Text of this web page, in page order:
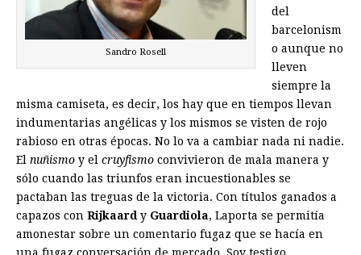
Sandro Rosell
del
barcelonism
o aunque no
lleven
siempre la
misma camiseta, es decir, los hay que en tiempos llevan
indumentarias angélicas y los mismos se visten de rojo
rabioso en otras épocas. No lo va a cambiar nada ni nadie.
El nuñismo y el cruyfismo convivieron de mala manera y
sólo cuando las triunfos eran incuestionables se
pactaban las treguas de la victoria. Con títulos ganados a
capazos con Rijkaard y Guardiola, Laporta se permitía
amonestar sobre un comentario fugaz que se hacía en